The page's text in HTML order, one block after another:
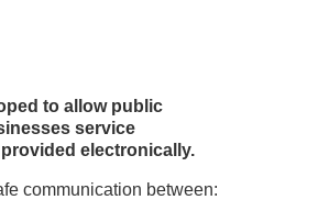
to allow public
service
electronically.
communication between: